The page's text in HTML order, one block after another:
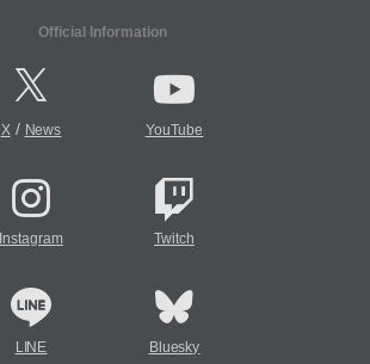
Official Information
X/ News YouTube
Instagram Twitch
LINE Bluesky